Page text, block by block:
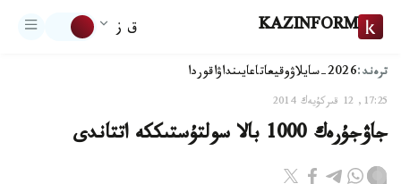
KAZINFORM ق ز
ترەند:2026-سايلاۋ وقيعاتاعايىنداۋاقوردا
17:25, 12 قىركۇيەك 2014
جاۋجۇرەك 1000 بالا سولتۇستىككە اتتاندى